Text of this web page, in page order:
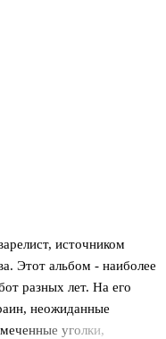
источником
Этот альбом - наиболее
разных лет. На его
неожиданные
уголки,